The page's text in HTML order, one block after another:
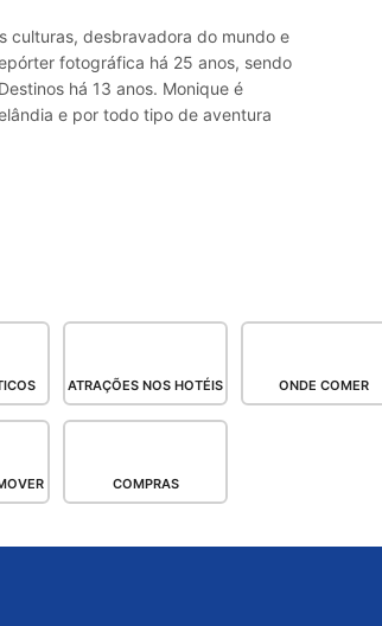
culturas, desbravadora do mundo e
fotográfica há 25 anos, sendo
há 13 anos. Monique é
e por todo tipo de aventura
ATRAÇÕES NOS HOTÉIS ONDE COMER
COMPRAS